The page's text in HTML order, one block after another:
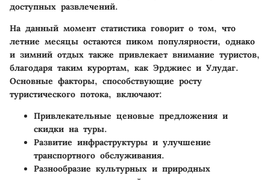
доступных развлечений.
На данный момент статистика говорит о том, что
летние месяцы остаются пиком популярности, однако
и зимний отдых также привлекает внимание туристов,
благодаря таким курортам, как Эрджиес и Улудаг.
Основные факторы, способствующие росту
туристического потока, включают:
Привлекательные ценовые предложения и
скидки на туры.
Развитие инфраструктуры и улучшение
транспортного обслуживания.
Разнообразие культурных и природных